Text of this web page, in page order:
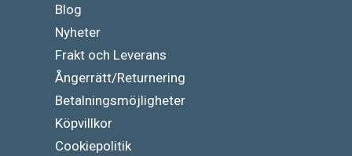
Blog
Nyheter
Frakt och Leverans
Ångerrätt/Returnering
Betalningsmöjligheter
Köpvillkor
Cookiepolitik